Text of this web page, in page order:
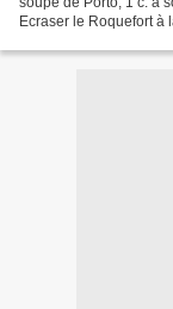
Ecraser le Roquefort à